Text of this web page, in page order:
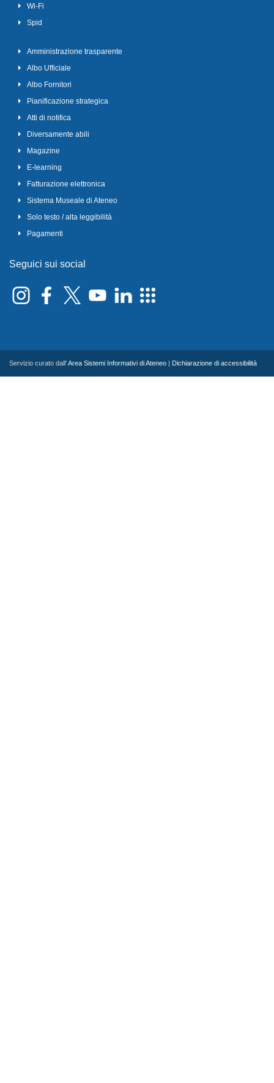
Wi-Fi
Spid
Amministrazione trasparente
Albo Ufficiale
Albo Fornitori
Pianificazione strategica
Atti di notifica
Diversamente abili
Magazine
E-learning
Fatturazione elettronica
Sistema Museale di Ateneo
Solo testo / alta leggibilità
Pagamenti
Seguici sui social
Servizio curato dall'Area Sistemi Informativi di Ateneo Dichiarazione di accessibilità